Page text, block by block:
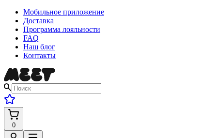
Мобильное приложение
Доставка
Программа лояльности
FAQ
Наш блог
Контакты
0